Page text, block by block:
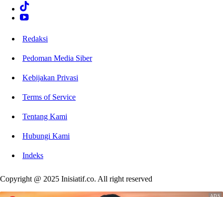
Redaksi
Pedoman Media Siber
Kebijakan Privasi
Terms of Service
Tentang Kami
Hubungi Kami
Indeks
Copyright @ 2025 Inisiatif.co. All right reserved